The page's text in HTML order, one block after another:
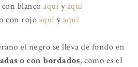
blanco aquí yaquí
con rojo aquí yaquí
el negro se lleva de fondo en
o con bordados, como es el